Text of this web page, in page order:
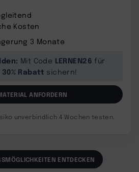
Kosten
3 Monate
Mit Code LERNEN26 für
30% Rabatt sichern!
ANFORDERN
unverbindlich 4 Wochen testen.
ENTDECKEN